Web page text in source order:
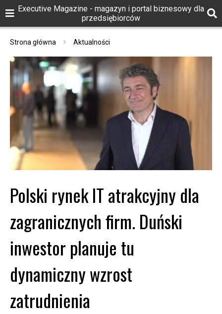
Executive Magazine - magazyn i portal biznesowy dla
przedsiębiorców
Strona główna Aktualności
Polski rynek IT atrakcyjny dla
zagranicznych firm. Duński
inwestor planuje tu
dynamiczny wzrost
zatrudnienia